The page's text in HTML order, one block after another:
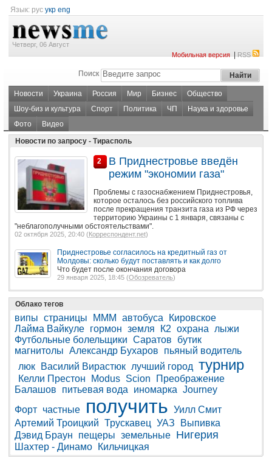
Язык: рус укр eng
Четверг, 06 Август
Мобильная версия|RSS
Поиск
Новости Украина Россия Мир Бизнес
Общество
Шоу-биз и культура
Спорт Политика ЧП
Наука и здоровье
Фото
Видео
Новости по запросу - Тирасполь
2
В Приднестровье введён
режим "экономии газа"
Проблемы с газоснабжением Приднестровья,
которое осталось без российского топлива
после прекращения транзита газа из РФ через
территорию Украины с 1 января, связаны с
"неблагополучными обстоятельствами".
02 октября 2025, 20:40 (Корреспондент.net)
Приднестровье согласилось на кредитный газ от
Молдовы: сколько будут поставлять и как долго
Что будет после окончания договора
29 января 2025, 18:45 (Обозреватель)
Облако тегов
випы страницы МММ автобуса
Кировское
Лайма Вайкуле гормон земля К2 охрана
лыжи
Футбольные болельщики Саратов
бутик
магнитолы Александр Бухаров
пьяный водитель
люк
Василий Вирастюк лучший город турнир
Келли Престон Modus Scion
Преображение
Балашов
питьевая вода иномарка Journey
Форт частные получить Уилл Смит
Артемий Троицкий Трускавец УАЗ
Выпивка
Дэвид Браун
пещеры земельные Нигерия
Шахтер - Динамо Кильчицкая